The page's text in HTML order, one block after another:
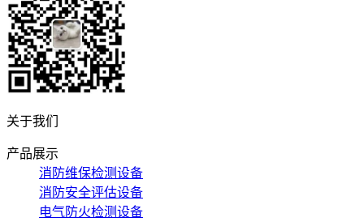
关于我们
产品展示
消防维保检测设备
消防安全评估设备
电气防火检测设备